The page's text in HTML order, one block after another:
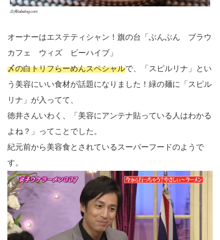
出典tabelog.com
オーナーはエステティシャン！旗の台「ぶんぶん ブラウ
カフェ ウィズ ビーハイブ」
〆の白トリフらーめんスペシャルで、「スピルリナ」とい
う美容にいい食材が話題になりました！緑の麺に「スピル
リナ」が入ってて、
徳井さんいわく、「美容にアンテナ貼っている人はわかる
よね？」ってことでした。
紀元前から美容食とされているスーパーフードのようで
す。